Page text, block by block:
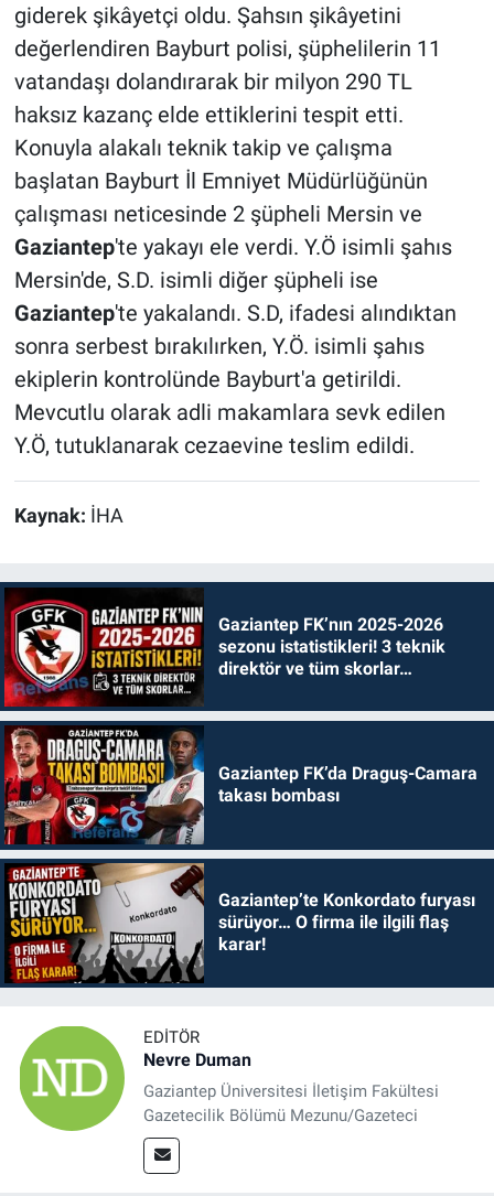
giderek şikâyetçi oldu. Şahsın şikâyetini
değerlendiren Bayburt polisi, şüphelilerin 11
vatandaşı dolandırarak bir milyon 290 TL
haksız kazanç elde ettiklerini tespit etti.
Konuyla alakalı teknik takip ve çalışma
başlatan Bayburt İl Emniyet Müdürlüğünün
çalışması neticesinde 2 şüpheli Mersin ve
Gaziantep'te yakayı ele verdi. Y.Ö isimli şahıs
Mersin'de, S.D. isimli diğer şüpheli ise
Gaziantep'te yakalandı. S.D, ifadesi alındıktan
sonra serbest bırakılırken, Y.Ö. isimli şahıs
ekiplerin kontrolünde Bayburt'a getirildi.
Mevcutlu olarak adli makamlara sevk edilen
Y.Ö, tutuklanarak cezaevine teslim edildi.
Kaynak: İHA
Gaziantep FK’nın 2025-2026
sezonu istatistikleri! 3 teknik
direktör ve tüm skorlar…
Gaziantep FK’da Draguş-Camara
takası bombası
Gaziantep’te Konkordato furyası
sürüyor… O firma ile ilgili flaş
karar!
EDITÖR
Nevre Duman
Gaziantep Üniversitesi İletişim Fakültesi
Gazetecilik Bölümü Mezunu/Gazeteci